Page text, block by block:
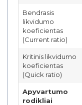
Bendrasis
likvidumo
koeficientas
(Current ratio)
Kritinis likvidumo
koeficientas
(Quick ratio)
Apyvartumo
rodikliai